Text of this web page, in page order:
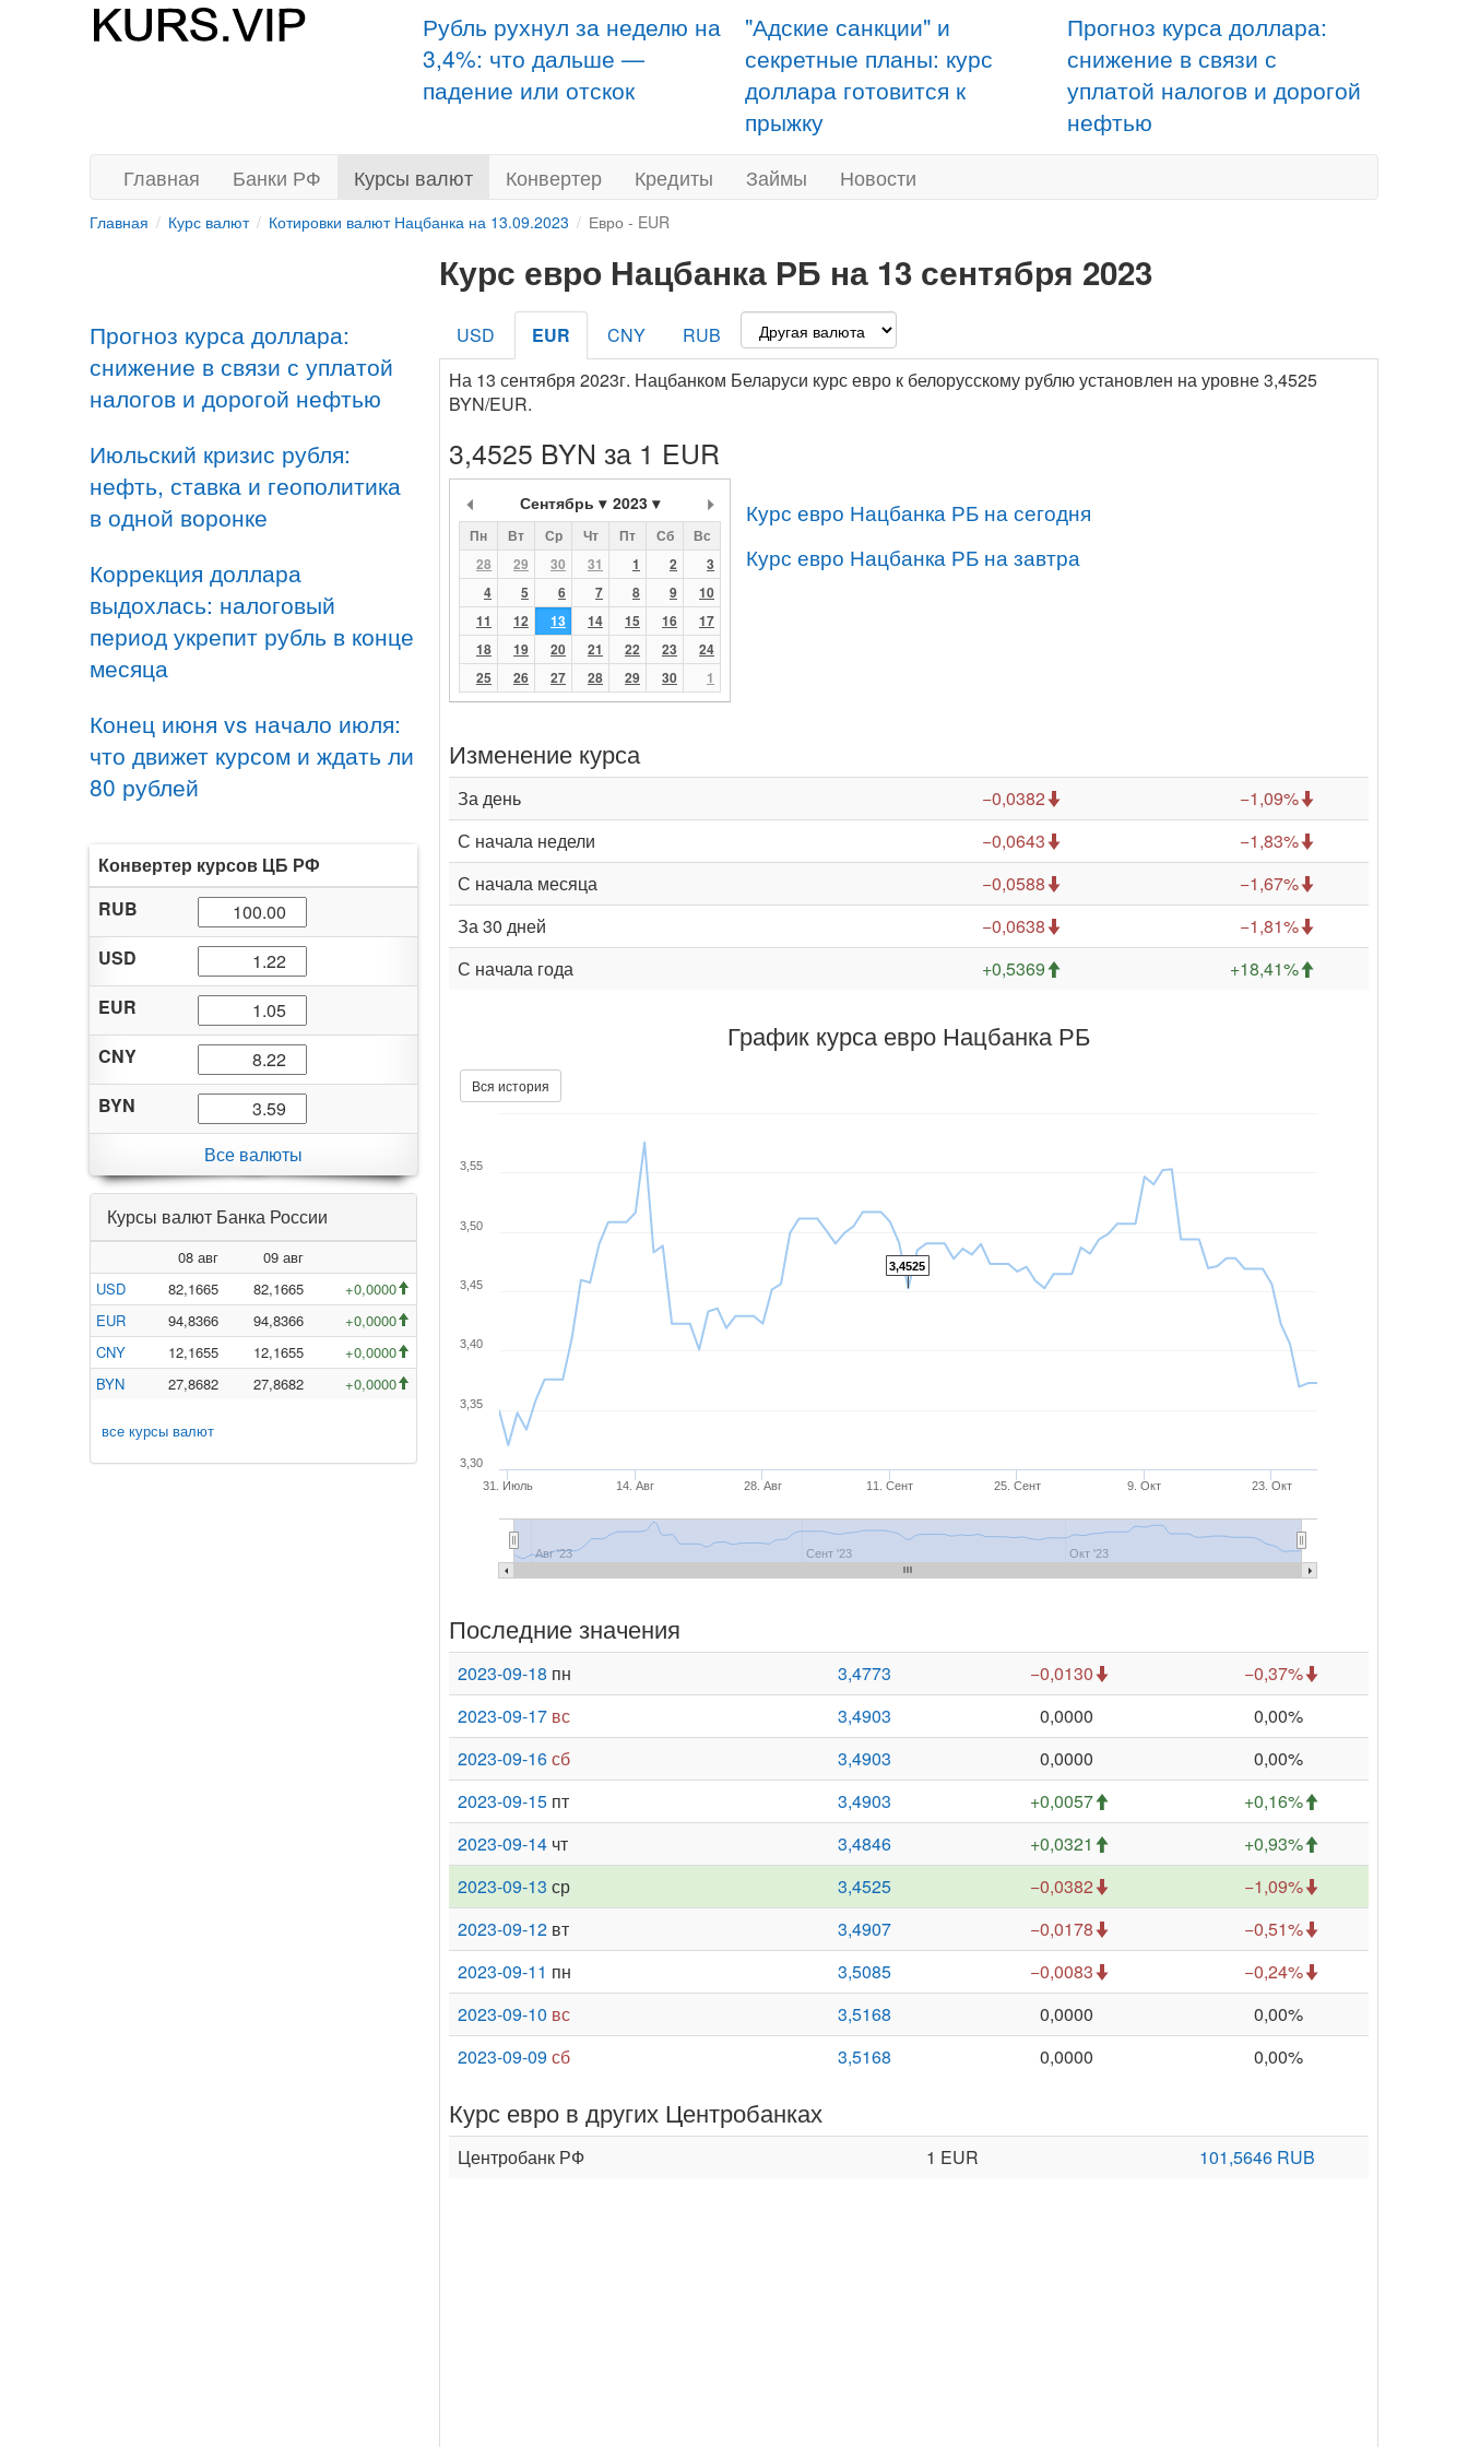
Рубль рухнул за неделю на
3,4%: что дальше —
падение или отскок
"Адские санкции" и
секретные планы: курс
доллара готовится к
прыжку
Прогноз курса доллара:
снижение в связи с
уплатой налогов и дорогой
нефтью
Главная Банки РФ Курсы валют Конвертер Кредиты Займы Новости
Главная Курс валют Котировки валют Нацбанка на 13.09.2023 Евро - EUR
Прогноз курса доллара:
снижение в связи с уплатой
налогов и дорогой нефтью
Июльский кризис рубля:
нефть, ставка и геополитика
в одной воронке
Коррекция доллара
выдохлась: налоговый
период укрепит рубль в конце
месяца
Конец июня vs начало июля:
что движет курсом и ждать ли
80 рублей
Конвертер курсов ЦБ РФ
RUB
USD
EUR
CNY
BYN
Все валюты
Курсы валют Банка России
08 авг
09 авг
USD
82,1665 82,1665
+0,0000
EUR
94,8366 94,8366
+0,0000
CNY
12,1655 12,1655
+0,0000
BYN
27,8682 27,8682 +0,0000
все курсы валют
Курс евро Нацбанка РБ на 13 сентября 2023
USD EUR CNY
RUB
На 13 сентября 2023г. Нацбанком Беларуси курс евро к белорусскому рублю установлен на уровне 3,4525
BYN/EUR.
3,4525 BYN за 1 EUR
Сентябрь 2023
Пн Вт Ср Чт Пт Сб
Вс
28
29 30 31 1 2
3
4
5 6 7 8 9
10
11
12 13 14 15 16
17
18
19 20 21 22 23
24
25
26 27 28 29 30 1
Курс евро Нацбанка РБ на сегодня
Курс евро Нацбанка РБ на завтра
Изменение курса
За день −0,0382
−1,09%
С начала недели
−0,0643
−1,83%
С начала месяца
−0,0588
−1,67%
За 30 дней
−0,0638
−1,81%
С начала года
+0,5369 +18,41%
График курса евро Нацбанка РБ
Вся история
3,4525
31. Июль 14. Авг 28. Авг 11. Сент 25. Сент 9. Окт 23. Окт
Авг '23 Сент '23 Окт '23
3,30
3,35
3,40
3,45
3,50
3,55
Последние значения
2023-09-18 пн 3,4773 −0,0130
−0,37%
2023-09-17 вс 3,4903 0,0000
0,00%
2023-09-16сб 3,4903 0,0000
0,00%
2023-09-15 пт 3,4903 +0,0057
+0,16%
2023-09-14 чт 3,4846 +0,0321
+0,93%
2023-09-13 ср 3,4525 −0,0382
−1,09%
2023-09-12 вт 3,4907 −0,0178
−0,51%
2023-09-11 пн 3,5085 −0,0083
−0,24%
2023-09-10 вс 3,5168 0,0000
0,00%
2023-09-09сб 3,5168 0,0000 0,00%
Курс евро в других Центробанках
Центробанк РФ 1 EUR 101,5646 RUB